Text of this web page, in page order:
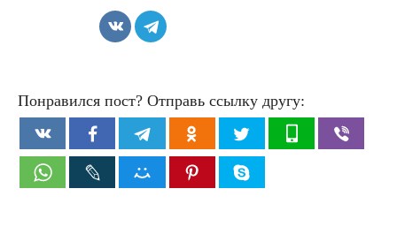
Понравился пост? Отправь ссылку другу: